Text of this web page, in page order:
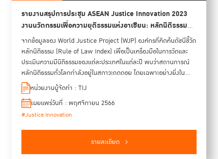
รายงานสรุปการประชุม ASEAN Justice Innovation 2023
งานนวัตกรรมเพื่อความยุติธรรมแห่งอาเซียน: หลักนิติธรรม
ข้อมูล และอนาคตของระบบยุติธรรมในอาเซียน
จากข้อมูลของ World Justice Project (WJP) องค์กรที่คิดค้นดัชนีชี้วัด
หลักนิติธรรม (Rule of Law Index) เพื่อเป็นเครื่องมือในการวัดและ
ประเมินความมีนิติธรรมของแต่ละประเทศในแต่ละปี พบว่าสถานการณ์
หลักนิติธรรมทั่วโลกกำลังอยู่ในสภาวะถดถอย โดยเฉพาะอย่างยิ่งใน
ภูมิภาคอาเซียนที่ตกต่ำรุนแรงกว่าค่าเฉลี่ยระดับสากล TIJ จึงได้ร่วมกับ
WJP จัดงานนวัตกรรมเพื่อความยุติธรรมแห่งอาเซียน (ASEAN
Justice Innovation 2023) ขึ้นเป็นครั้งแรกในภูมิภาค ระหว่างวันที่ 16-
18 สิงหาคม 2566 ภายใต้หัวข้อ “หลักนิติธรรม ข้อมูล และอนาคตของ
หน่วยงานผู้จัดทำ : TIJ
เผยแพร่วันที่ : พฤศจิกายน 2566
#Justice Innovation
รายละเอียด